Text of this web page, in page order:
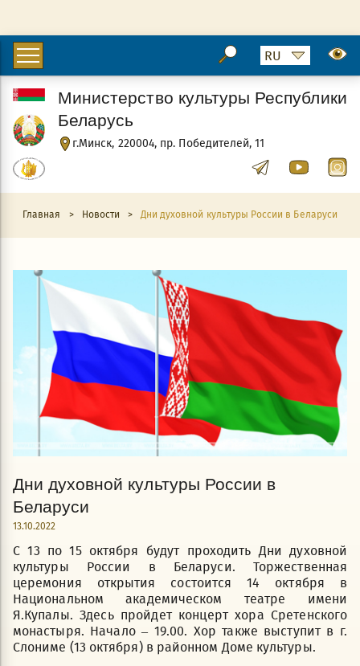
г.Минск, 220004, пр. Победителей, 11
Министерство культуры Республики
Беларусь
Главная > Новости > Дни духовной культуры России в Беларуси
Дни духовной культуры России в
Беларуси
13.10.2022
С 13 по 15 октября будут проходить Дни духовной
культуры России в Беларуси. Торжественная
церемония открытия состоится 14 октября в
Национальном академическом театре имени
Я.Купалы. Здесь пройдет концерт хора Сретенского
монастыря. Начало – 19.00. Хор также выступит в г.
Слониме (13 октября) в районном Доме культуры.